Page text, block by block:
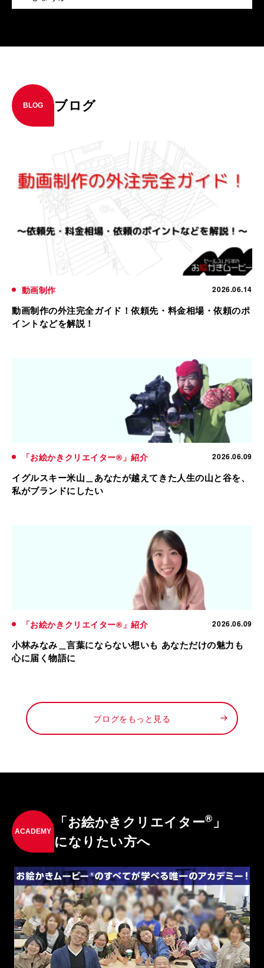
BLOG ブログ
動画制作 2026.06.14
動画制作の外注完全ガイド！依頼先・料金相場・依頼のポ
イントなどを解説！
「お絵かきクリエイター®」紹介 2026.06.09
イグルスキー米山＿あなたが越えてきた人生の山と谷を、
私がブランドにしたい
「お絵かきクリエイター®」紹介 2026.06.09
小林みなみ＿言葉にならない想いも あなただけの魅力も
心に届く物語に
ブログをもっと見る
ACADEMY
「お絵かきクリエイター® 」
になりたい方へ